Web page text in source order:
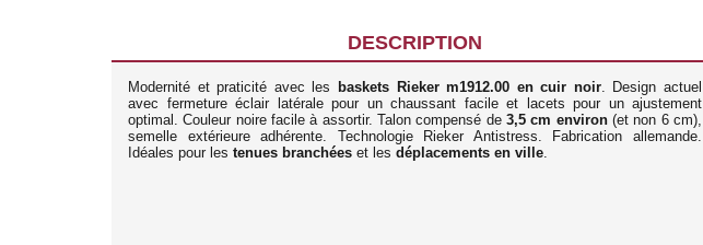
DESCRIPTION
Modernité et praticité avec les baskets Rieker m1912.00 en cuir noir. Design actuel
avec fermeture éclair latérale pour un chaussant facile et lacets pour un ajustement
optimal. Couleur noire facile à assortir. Talon compensé de 3,5 cm environ(et non 6 cm),
semelle extérieure adhérente. Technologie Rieker Antistress. Fabrication allemande.
Idéales pour les tenues branchées et les déplacements en ville.